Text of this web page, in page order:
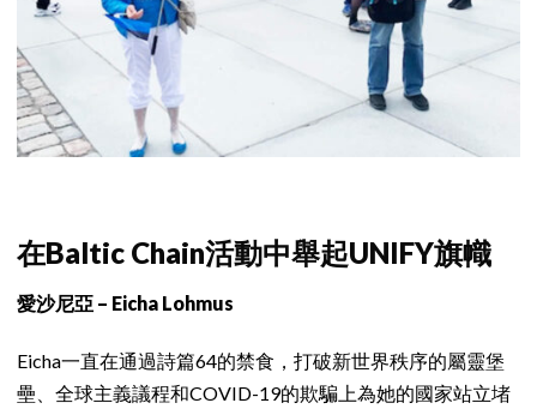
在Baltic Chain活動中舉起UNIFY旗幟
愛沙尼亞 – Eicha Lohmus
Eicha一直在通過詩篇64的禁食，打破新世界秩序的屬靈堡
壘、全球主義議程和COVID-19的欺騙上為她的國家站立堵